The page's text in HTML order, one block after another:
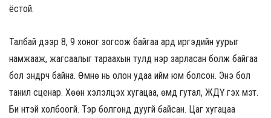
ёстой.
Талбай дээр 8, 9 хоног зогсож байгаа ард иргэдийн уурыг
намжааж, жагсаалыг тараахын тулд нэр зарласан болж байгаа
бол эндүүрч байна. Өмнө нь олон удаа ийм юм болсон. Энэ бол
танил сценар. Хөөн хэлэлцэх хугацаа, өмд гутал, ЖДҮ гэх мэт.
Би үүнтэй холбоогүй. Тэр болгонд дуугүй байсан. Цаг хугацаа